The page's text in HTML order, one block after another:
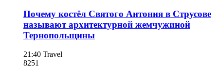
Почему костёл Святого Антония в Струсове
называют архитектурной жемчужиной
Тернопольщины
21:40 Travel
8251